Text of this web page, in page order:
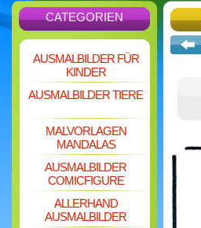
CATEGORIEN
AUSMALBILDER FÜR
KINDER
AUSMALBILDER TIERE
MALVORLAGEN
MANDALAS
AUSMALBILDER
COMICFIGURE
ALLERHAND
AUSMALBILDER